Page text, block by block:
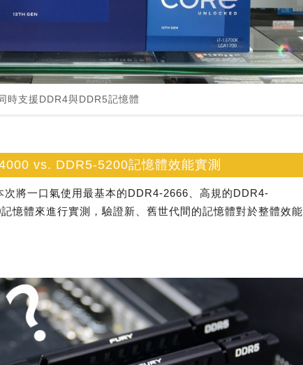
時支援DDR4與DDR5記憶體
vs. DDR5-5200記憶體效能實測
次將一口氣使用最基本的DDR4-2666、高規的DDR4-
憶體來進行實測，驗證新、舊世代間的記憶體對於整體效能